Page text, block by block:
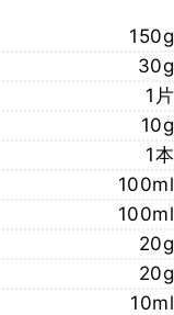
150g
30g
1片
10g
1本
100ml
100ml
20g
20g
10ml